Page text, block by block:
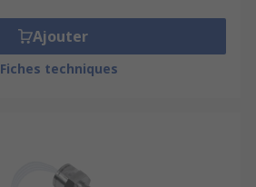
Ajouter
Fiches techniques